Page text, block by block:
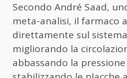
Secondo André Saad,
meta-analisi, il farmaco
direttamente sul
migliorando la
abbassando la